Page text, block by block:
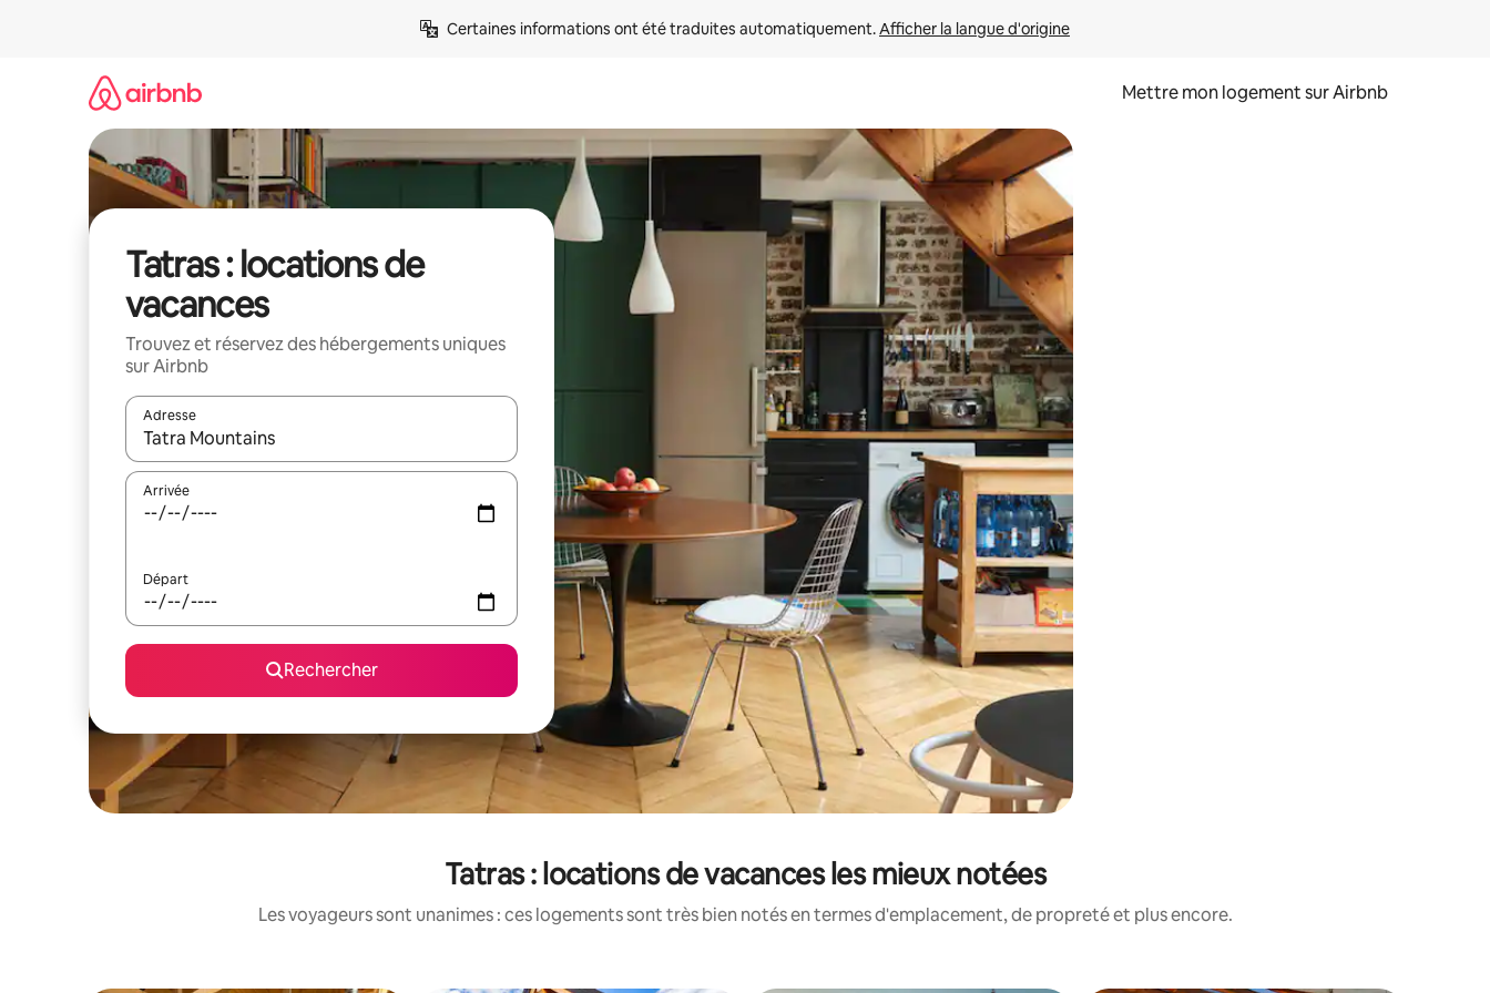
Certaines informations ont été traduites automatiquement. Afficher la langue d'origine
Mettre mon logement sur Airbnb
Tatras : locations de
vacances
Trouvez et réservez des hébergements uniques
sur Airbnb
Adresse
Lorsque les résultats s'affichent, utilisez les flèches vers le haut et vers le bas pour les parcourir ou en appuyant et en faisant glisser.
Arrivée
Départ
Rechercher
Tatras : locations de vacances les mieux notées
Les voyageurs sont unanimes : ces logements sont très bien notés en termes d'emplacement, de propreté et plus encore.